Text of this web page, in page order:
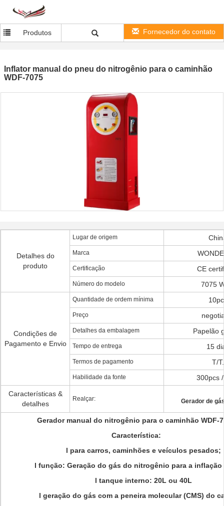
Produtos Fornecedor do contato
Inflator manual do pneu do nitrogênio para o caminhão
WDF-7075
Detalhes do
produto
Lugar de origem
Marca
Certificação CE
Número do modelo 7075
Condições de
Pagamento e Envio
Quantidade de ordem mínima
Preço
Detalhes da embalagem Papelão
Tempo de entrega 15
Termos de pagamento T/T.
Habilidade da fonte
300pcs
Características &
detalhes
Realçar: Gerador de
Gerador manual do nitrogênio para o caminhão WDF-
Característica:
l para carros, caminhões e veículos pesados;
l função: Geração do gás do nitrogênio para a inflação
l tanque interno: 20L ou 40L
l geração do gás com a peneira molecular (CMS) do